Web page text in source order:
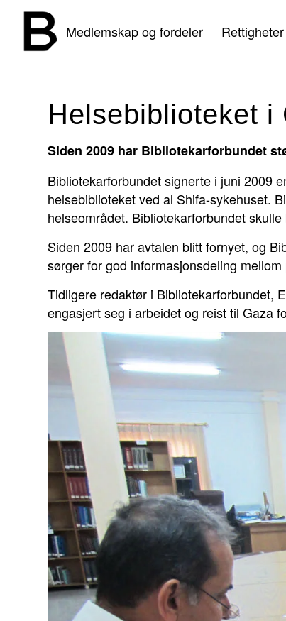
Medlemskap og fordeler
Helsebiblioteket i
Siden 2009 har Bibliotekarforbundet
Bibliotekarforbundet signerte i juni 2009
helsebiblioteket ved al Shifa-sykehuset.
helseområdet. Bibliotekarforbundet
Siden 2009 har avtalen blitt fornyet, og
sørger for god informasjonsdeling
Tidligere redaktør i Bibliotekarforbundet,
engasjert seg i arbeidet og reist til Gaza